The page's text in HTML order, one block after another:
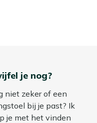
je nog?
niet zeker of een
bij je past? Ik
je met het vinden